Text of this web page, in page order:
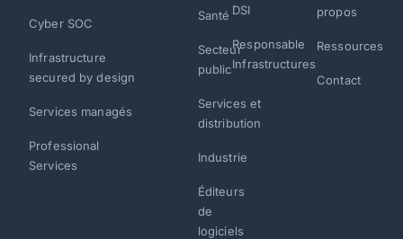
Cyber SOC
Infrastructure
secured by design
Services managés
Professional
Services
Santé
Secteur
public
Services et
distribution
Industrie
Éditeurs
de
logiciels
DSI
Responsable
Infrastructures
propos
Ressources
Contact